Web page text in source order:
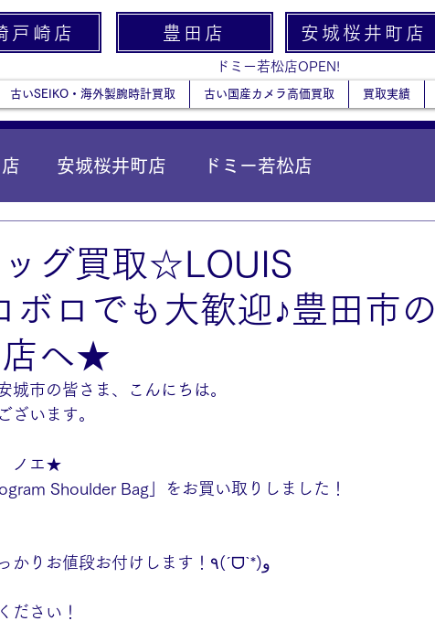
戸崎店 豊田店 安城桜井町店
ドミー若松店OPEN!
古いSEIKO・海外製腕時計買取 古い国産カメラ高価買取 買取実績
安城桜井町店 ドミー若松店
グ買取☆LOUIS
ボロでも大歓迎♪豊田市の
店へ★
城市の皆さま、こんにちは。
ざいます。
ノエ★
Shoulder Bag」をお買い取りしました！
古くてもダメージ有でも、しっかりお値段お付けします！٩(ˊᗜˋ*)و
ださい！